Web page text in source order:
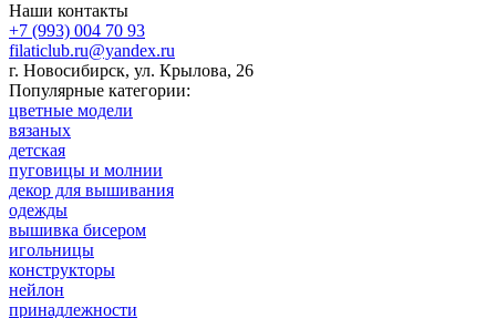
Наши контакты
+7 (993) 004 70 93
filaticlub.ru@yandex.ru
г. Новосибирск, ул. Крылова, 26
Популярные категории:
цветные модели
вязаных
детская
пуговицы и молнии
декор для вышивания
одежды
вышивка бисером
игольницы
конструкторы
нейлон
принадлежности